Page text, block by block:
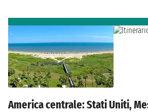
America centrale: Stati Uniti,